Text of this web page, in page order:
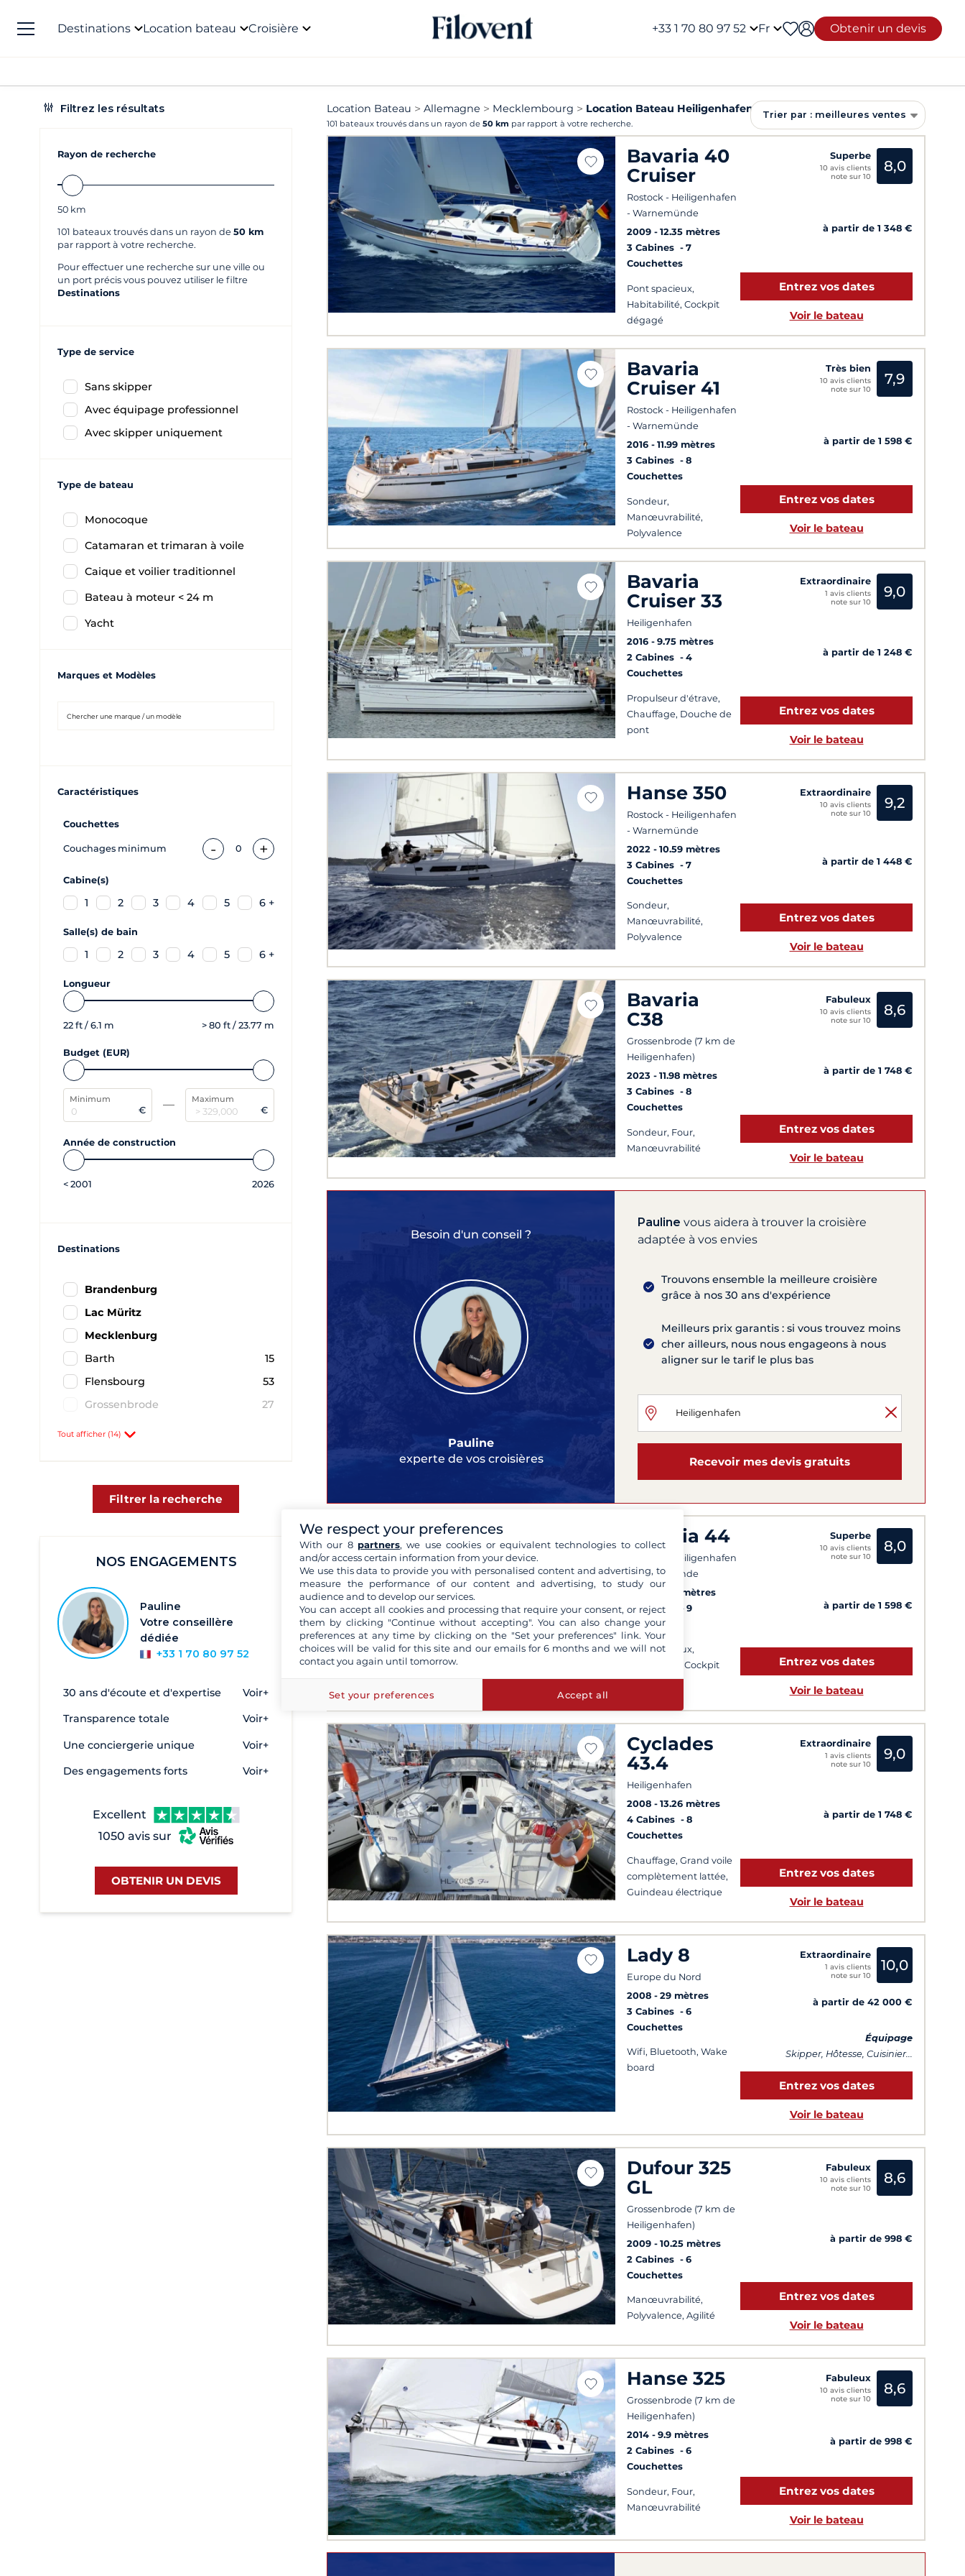
Destinations Location bateau Croisière +33 1 70 80 97 52 Fr Obtenir un devis
Filtrez les résultats
Rayon de recherche
50 km
101 bateaux trouvés dans un rayon de 50 km
par rapport à votre recherche.
Pour effectuer une recherche sur une ville ou
un port précis vous pouvez utiliser le filtre
Destinations
Type de service
Sans skipper
Avec équipage professionnel
Avec skipper uniquement
Type de bateau
Monocoque
Catamaran et trimaran à voile
Caique et voilier traditionnel
Bateau à moteur < 24 m
Yacht
Marques et Modèles
Caractéristiques
Couchettes
Couchages minimum - 0 +
Cabine(s)
1 2 3 4 5 6 +
Salle(s) de bain
1 2 3 4 5 6 +
Longueur
22 ft / 6.1 m > 80 ft / 23.77 m
Budget (EUR)
Minimum
€
Maximum
€
Année de construction
< 2001 2026
Destinations
Brandenburg
Lac Müritz
Mecklenburg
Barth
15
Flensbourg
53
Grossenbrode
27
Röbel - Müritz
Rügen
Warnemünde
Werder
Tout afficher (14)
Filtrer la recherche
NOS ENGAGEMENTS
Pauline
Votre conseillère
dédiée
+33 1 70 80 97 52
30 ans d'écoute et d'expertise Voir+
Transparence totale Voir+
Une conciergerie unique Voir+
Des engagements forts Voir+
Excellent
1050 avis sur
OBTENIR UN DEVIS
Location Bateau Allemagne Mecklembourg Location Bateau Heiligenhafen
101 bateaux trouvés dans un rayon de 50 km par rapport à votre recherche.
Trier par : meilleures ventes
Bavaria 40
Cruiser
Rostock - Heiligenhafen
- Warnemünde
2009
12.35 mètres
3 Cabines
7
Couchettes
Pont spacieux,
Habitabilité, Cockpit
dégagé
Superbe
10 avis clients
note sur 10
8,0
à partir de 1 348 €
Entrez vos dates
Voir le bateau
Bavaria
Cruiser 41
Rostock - Heiligenhafen
- Warnemünde
2016
11.99 mètres
3 Cabines
8
Couchettes
Sondeur,
Manœuvrabilité,
Polyvalence
Très bien
10 avis clients
note sur 10
7,9
à partir de 1 598 €
Entrez vos dates
Voir le bateau
Bavaria
Cruiser 33
Heiligenhafen
2016
9.75 mètres
2 Cabines
4
Couchettes
Propulseur d'étrave,
Chauffage, Douche de
pont
Extraordinaire
1 avis clients
note sur 10
9,0
à partir de 1 248 €
Entrez vos dates
Voir le bateau
Hanse 350
Rostock - Heiligenhafen
- Warnemünde
2022
10.59 mètres
3 Cabines
7
Couchettes
Sondeur,
Manœuvrabilité,
Polyvalence
Extraordinaire
10 avis clients
note sur 10
9,2
à partir de 1 448 €
Entrez vos dates
Voir le bateau
Bavaria
C38
Grossenbrode (7 km de
Heiligenhafen)
2023
11.98 mètres
3 Cabines
8
Couchettes
Sondeur, Four,
Manœuvrabilité
Fabuleux
10 avis clients
note sur 10
8,6
à partir de 1 748 €
Entrez vos dates
Voir le bateau
Besoin d'un conseil ?
Pauline
experte de vos croisières
Pauline vous aidera à trouver la croisière
adaptée à vos envies
Trouvons ensemble la meilleure croisière
grâce à nos 30 ans d'expérience
Meilleurs prix garantis : si vous trouvez moins
cher ailleurs, nous nous engageons à nous
aligner sur le tarif le plus bas
Recevoir mes devis gratuits
Bavaria 44
Rostock - Heiligenhafen
- Warnemünde
2002
14.4 mètres
4 Cabines
9
Couchettes
Pont spacieux,
Habitabilité, Cockpit
dégagé
Superbe
10 avis clients
note sur 10
8,0
à partir de 1 598 €
Entrez vos dates
Voir le bateau
Cyclades
43.4
Heiligenhafen
2008
13.26 mètres
4 Cabines
8
Couchettes
Chauffage, Grand voile
complètement lattée,
Guindeau électrique
Extraordinaire
1 avis clients
note sur 10
9,0
à partir de 1 748 €
Entrez vos dates
Voir le bateau
Lady 8
Europe du Nord
2008
29 mètres
3 Cabines
6
Couchettes
Wifi, Bluetooth, Wake
board
Extraordinaire
1 avis clients
note sur 10
10,0
à partir de 42 000 €
Équipage
Skipper, Hôtesse, Cuisinier...
Entrez vos dates
Voir le bateau
Dufour 325
GL
Grossenbrode (7 km de
Heiligenhafen)
2009
10.25 mètres
2 Cabines
6
Couchettes
Manœuvrabilité,
Polyvalence, Agilité
Fabuleux
10 avis clients
note sur 10
8,6
à partir de 998 €
Entrez vos dates
Voir le bateau
Hanse 325
Grossenbrode (7 km de
Heiligenhafen)
2014
9.9 mètres
2 Cabines
6
Couchettes
Sondeur, Four,
Manœuvrabilité
Fabuleux
10 avis clients
note sur 10
8,6
à partir de 998 €
Entrez vos dates
Voir le bateau
We respect your preferences
With our 8 partners, we use cookies or equivalent technologies to collect
and/or access certain information from your device.
We use this data to provide you with personalised content and advertising, to
measure the performance of our content and advertising, to study our
audience and to develop our services.
You can accept all cookies and processing that require your consent, or reject
them by clicking "Continue without accepting". You can also change your
preferences at any time by clicking on the "Set your preferences" link. Your
choices will be valid for this site and our emails for 6 months and we will not
contact you again until tomorrow.
Set your preferences Accept all